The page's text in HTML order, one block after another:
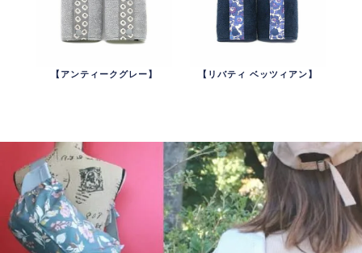
【アンティークグレー】 【リバティ ベッツィアン】